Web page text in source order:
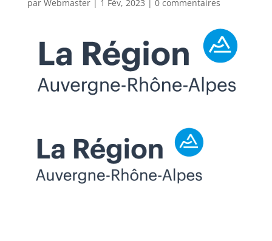
par Webmaster| 1 Fév, 2023 | 0 commentaires